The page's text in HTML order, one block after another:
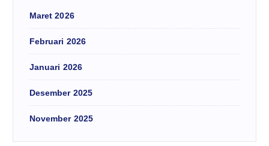
Maret 2026
Februari 2026
Januari 2026
Desember 2025
November 2025